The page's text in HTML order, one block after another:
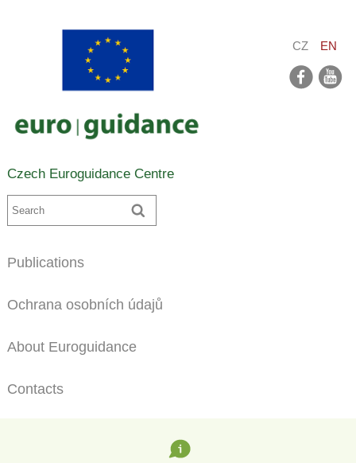
Czech Euroguidance Centre
CZ EN
Publications
Ochrana osobních údajů
About Euroguidance
Contacts